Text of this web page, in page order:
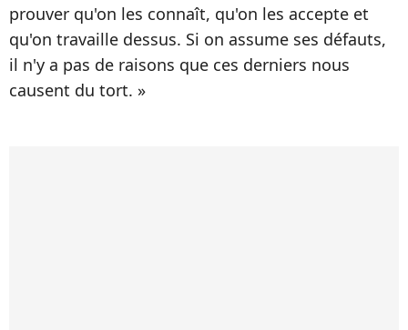
prouver qu'on les connaît, qu'on les accepte et
qu'on travaille dessus. Si on assume ses défauts,
il n'y a pas de raisons que ces derniers nous
causent du tort. »